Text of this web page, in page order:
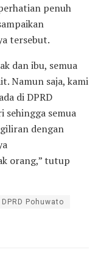
penuh
tersebut.
dan ibu, semua
Namun saja, kami
di DPRD
semua
dengan
orang,” tutup
DPRD Pohuwato